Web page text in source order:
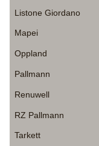
Listone Giordano
Mapei
Oppland
Pallmann
Renuwell
RZ Pallmann
Tarkett